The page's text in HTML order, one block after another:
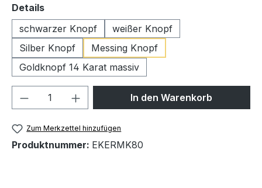
Detailsauswählen
schwarzer Knopf
weißer Knopf
Silber Knopf
Messing Knopf
Goldknopf 14 Karat massiv
Produkt Anzahl: Gib denIn den Warenkorb
Zum Merkzettel hinzufügen
Produktnummer: EKERMK80